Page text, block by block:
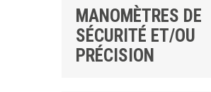
MANOMÈTRES DE
SÉCURITÉ ET/OU
PRÉCISION